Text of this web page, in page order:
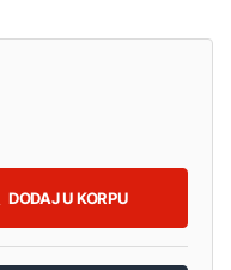
DODAJ U KORPU